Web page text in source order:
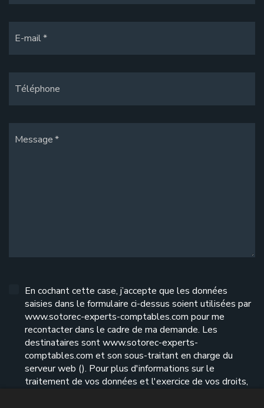
E-mail
Téléphone
Message
En cochant cette case, j’accepte que les données
saisies dans le formulaire ci-dessus soient utilisées par
www.sotorec-experts-comptables.com pour me
recontacter dans le cadre de ma demande. Les
destinataires sont www.sotorec-experts-
comptables.com et son sous-traitant en charge du
serveur web (). Pour plus d'informations sur le
traitement de vos données et l'exercice de vos droits,